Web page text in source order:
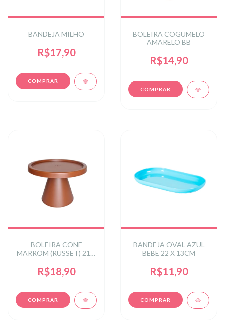
BANDEJA MILHO
R$17,90
BOLEIRA COGUMELO
AMARELO BB
R$14,90
BOLEIRA CONE
MARROM (RUSSET) 21 X
R$18,90
BANDEJA OVAL AZUL
BEBE 22 X 13CM
R$11,90